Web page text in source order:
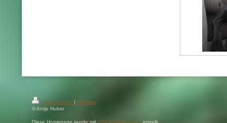
Druckversion | Sitemap
© Antje Huber
Diese Homepage wurde mit IONOS MyWebsite erstellt.